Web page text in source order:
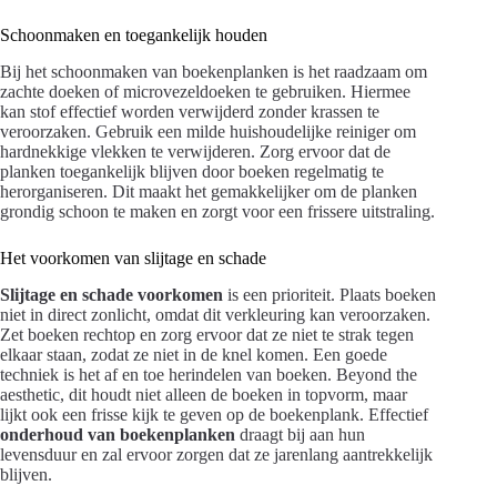
Schoonmaken en toegankelijk houden
Bij het schoonmaken van boekenplanken is het raadzaam om
zachte doeken of microvezeldoeken te gebruiken. Hiermee
kan stof effectief worden verwijderd zonder krassen te
veroorzaken. Gebruik een milde huishoudelijke reiniger om
hardnekkige vlekken te verwijderen. Zorg ervoor dat de
planken toegankelijk blijven door boeken regelmatig te
herorganiseren. Dit maakt het gemakkelijker om de planken
grondig schoon te maken en zorgt voor een frissere uitstraling.
Het voorkomen van slijtage en schade
Slijtage en schade voorkomen is een prioriteit. Plaats boeken
niet in direct zonlicht, omdat dit verkleuring kan veroorzaken.
Zet boeken rechtop en zorg ervoor dat ze niet te strak tegen
elkaar staan, zodat ze niet in de knel komen. Een goede
techniek is het af en toe herindelen van boeken. Beyond the
aesthetic, dit houdt niet alleen de boeken in topvorm, maar
lijkt ook een frisse kijk te geven op de boekenplank. Effectief
onderhoud van boekenplanken draagt bij aan hun
levensduur en zal ervoor zorgen dat ze jarenlang aantrekkelijk
blijven.